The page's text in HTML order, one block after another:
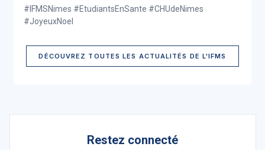
#IFMSNimes #EtudiantsEnSante #CHUdeNimes
#JoyeuxNoel
DÉCOUVREZ TOUTES LES ACTUALITÉS DE L'IFMS
Restez connecté